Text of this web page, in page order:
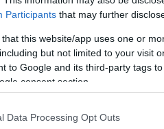
Participants that may further
that this website/app uses one or
but not limited to your visit
to Google and its third-party tags
consent section.
Data Processing Opt Outs
arról, hogy a
olyan passzusokat is
szerződésmódosítást
kerül sor. Egészen a